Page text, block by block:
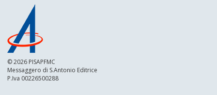
© 2026 PISAPFMC
Messaggero di S.Antonio Editrice
P.Iva 00226500288